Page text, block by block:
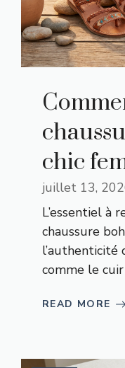
chic
juillet 13,
L’essentiel à
chaussure
l’authenticité
comme le cuir
READ MORE